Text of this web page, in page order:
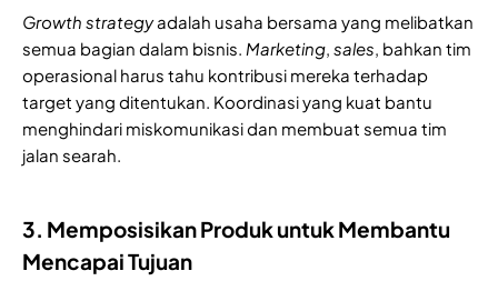
Growth strategyadalah usaha bersama yang melibatkan
semua bagian dalam bisnis. Marketing, sales, bahkan tim
operasional harus tahu kontribusi mereka terhadap
target yang ditentukan. Koordinasi yang kuat bantu
menghindari miskomunikasi dan membuat semua tim
jalan searah.
3. Memposisikan Produk untuk Membantu
Mencapai Tujuan